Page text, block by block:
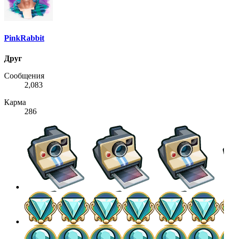
PinkRabbit
Друг
Сообщения
2,083
Карма
286